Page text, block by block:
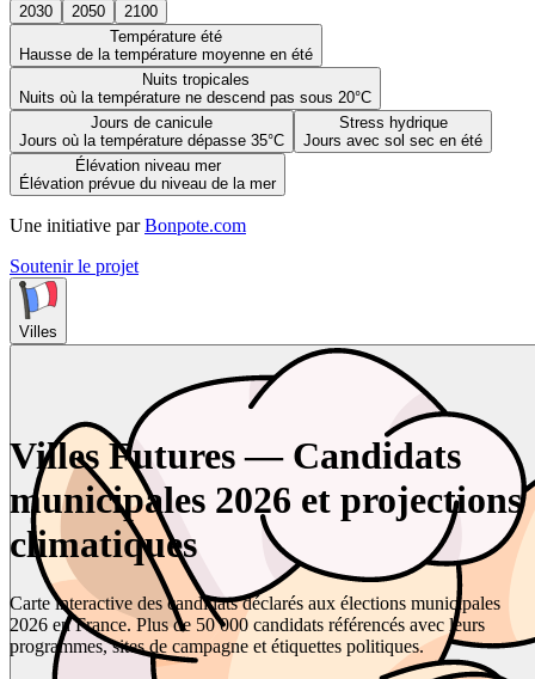
2030 2050
2100
Température été
Hausse de la température moyenne en été
Nuits tropicales
Nuits où la température ne descend pas sous 20°C
Jours de canicule
Jours où la température dépasse 35°C
Stress hydrique
Jours avec sol sec en été
Élévation niveau mer
Élévation prévue du niveau de la mer
Une initiative par Bonpote.com
Soutenir le projet
Villes
Villes Futures — Candidats
municipales 2026 et projections
climatiques
Carte interactive des candidats déclarés aux élections municipales
2026 en France. Plus de 50 000 candidats référencés avec leurs
programmes, sites de campagne et étiquettes politiques.